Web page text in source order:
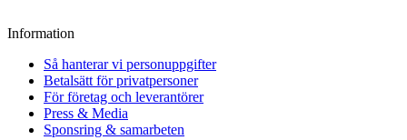
Information
Så hanterar vi personuppgifter
Betalsätt för privatpersoner
För företag och leverantörer
Press & Media
Sponsring & samarbeten